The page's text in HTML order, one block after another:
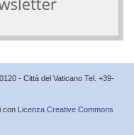
- Città del Vaticano Tel. +39-
con Licenza Creative Commons